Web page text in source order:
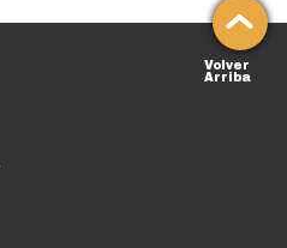
Volver
Arriba